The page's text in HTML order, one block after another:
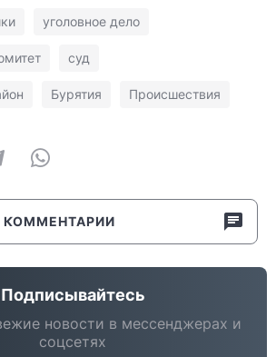
уголовное дело
суд
Бурятия Происшествия
КОММЕНТАРИИ
Подписывайтесь
новости в мессенджерах и
соцсетях